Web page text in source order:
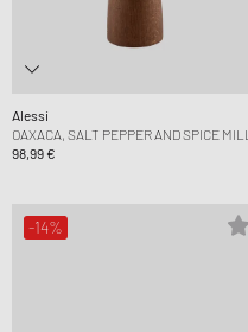
Alessi
OAXACA, SALT PEPPER AND SPICE MILL
98,99 €
-14%